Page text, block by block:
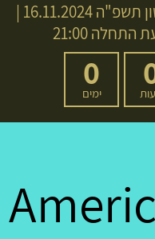
תשפ"ה
16.11.2024 |
0
ימים